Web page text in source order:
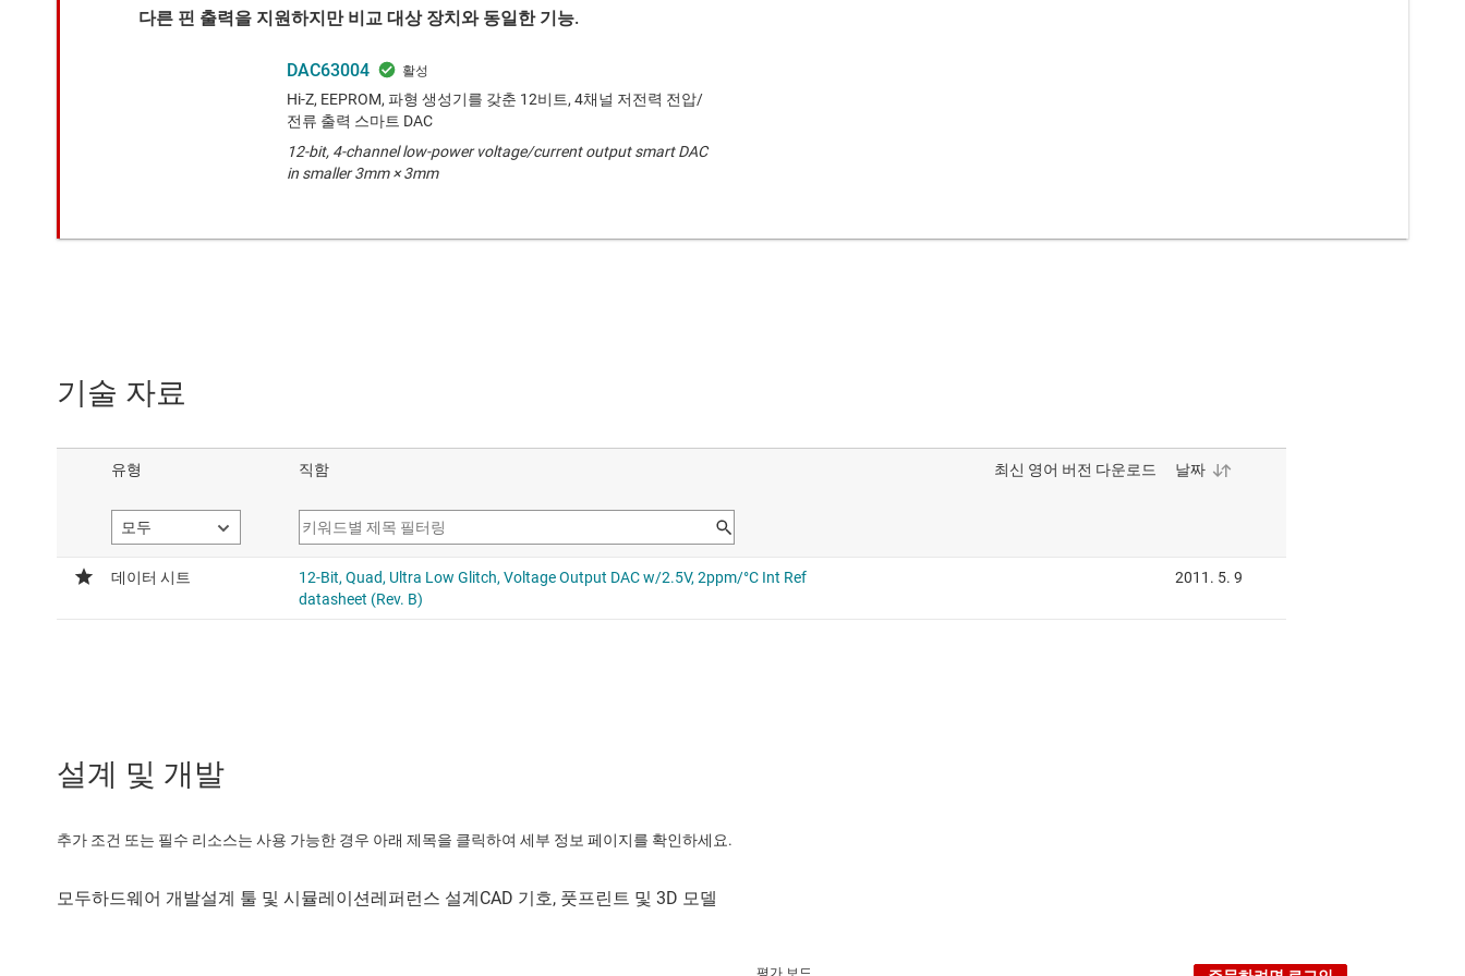
다른 핀 출력을 지원하지만 비교 대상 장치와 동일한 기능.
DAC63004
Hi-Z, EEPROM, 파형 생성기를 갖춘 12비트, 4채널 저전력 전압/
전류 출력 스마트 DAC
12-bit, 4-channel low-power voltage/current output smart DAC
in smaller 3mm × 3mm
기술 자료
설계 및 개발
추가 조건 또는 필수 리소스는 사용 가능한 경우 아래 제목을 클릭하여 세부 정보 페이지를 확인하세요.